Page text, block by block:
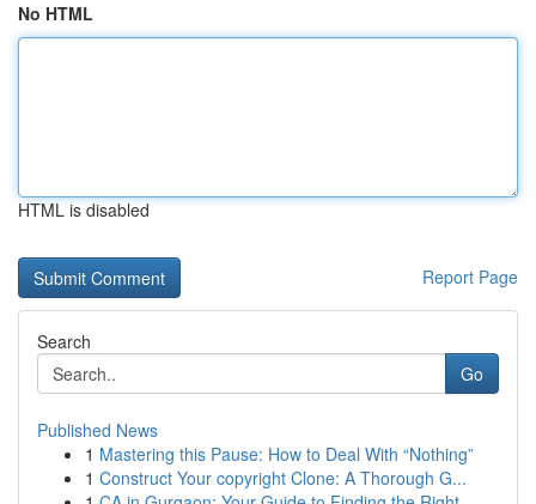
No HTML
HTML is disabled
Report Page
Search
Go
Published News
1 Mastering this Pause: How to Deal With “Nothing”
1 Construct Your copyright Clone: A Thorough G...